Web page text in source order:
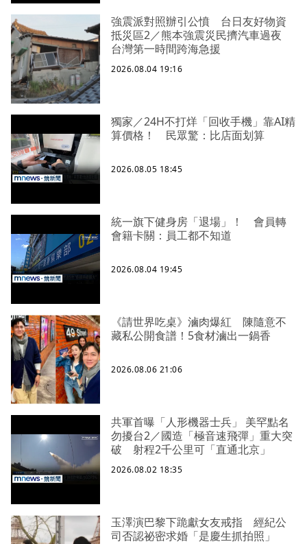
強震派對照辦引公憤 台日友好物資
抵災區2／熊本強震災民擠汽車過夜
台灣第一時間跨海急援
2026.08.04 19:16
獨家／24H不打烊「回收手機」靠AI精
算價格！ 民眾驚：比店面划算
2026.08.05 18:45
統一旗下健身房「退場」！ 會員轉
會籍卡關：員工都不知道
2026.08.04 19:45
《請世界吃桌》滷肉爆紅 陳隨意不
藏私公開食譜！5食材滷出一鍋香
2026.08.06 21:06
共軍首曝「人形機器士兵」 美罕點名
勿擾台2／國造「極音速飛彈」重大突
破 射程2千公里可「直通北京」
2026.08.02 18:35
玉澤演巴黎下跪獻女友戒指 經紀公
司否認祕密求婚「是慶生抓拍照」